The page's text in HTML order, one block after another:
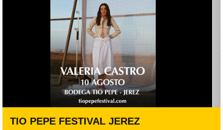
TIO PEPE FESTIVAL JEREZ